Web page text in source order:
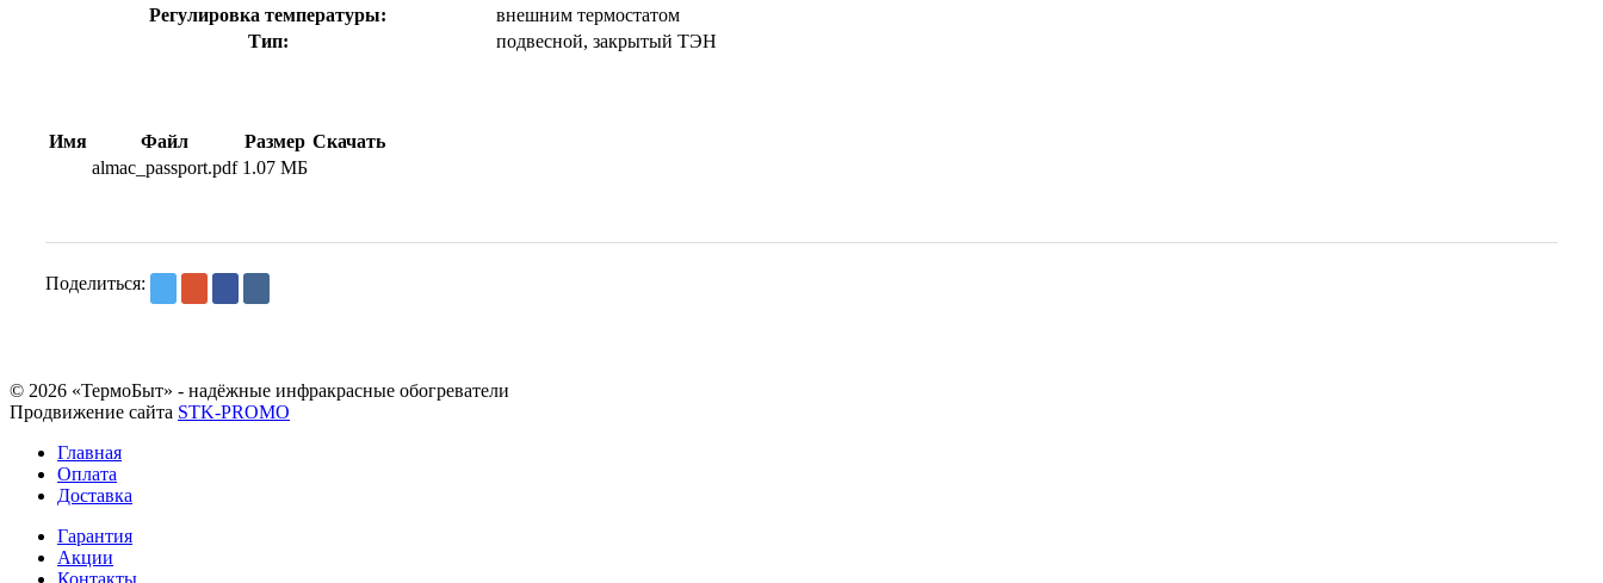
Регулировка температуры:
внешним термостатом
Тип:
подвесной, закрытый ТЭН
Имя Файл Размер Скачать
almac_passport.pdf 1.07 МБ
Поделиться:
© 2026 «ТермоБыт» - надёжные инфракрасные обогреватели
Продвижение сайта STK-PROMO
Главная
Оплата
Доставка
Гарантия
Акции
Контакты